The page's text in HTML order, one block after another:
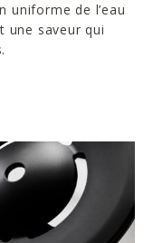
uniforme de l’eau
une saveur qui